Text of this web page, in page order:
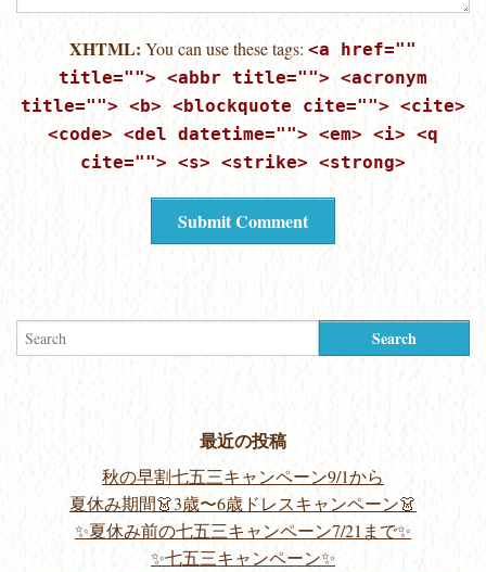
XHTML: You can use these tags: <a href=""
title=""> <abbr title=""> <acronym
title=""> <b> <blockquote cite=""> <cite>
<code> <del datetime=""> <em> <i> <q
cite=""> <s> <strike> <strong>
最近の投稿
秋の早割七五三キャンペーン9/1から
夏休み期間👗3歳〜6歳ドレスキャンペーン👗
✨夏休み前の七五三キャンペーン7/21まで✨
✨七五三キャンペーン✨